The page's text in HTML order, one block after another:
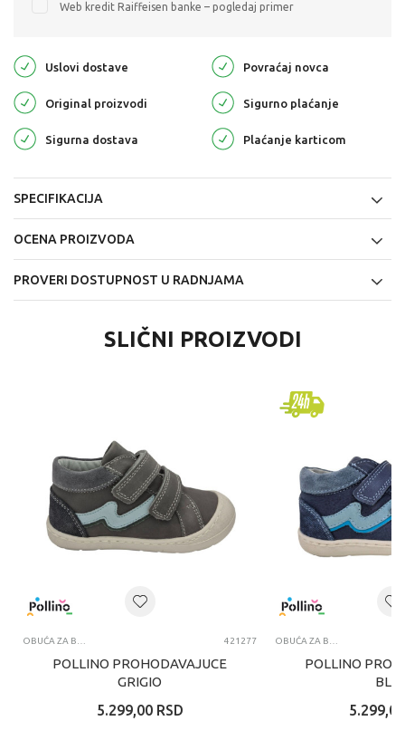
Web kredit Raiffeisen banke – pogledaj primer
Uslovi dostave Povraćaj novca
Original proizvodi Sigurno plaćanje
Sigurna dostava Plaćanje karticom
SPECIFIKACIJA
OCENA PROIZVODA
PROVERI DOSTUPNOST U RADNJAMA
SLIČNI PROIZVODI
421277
POLLINO PROHODAVAJUCE
GRIGIO
5.299,00 RSD
POLLINO
5.299,00